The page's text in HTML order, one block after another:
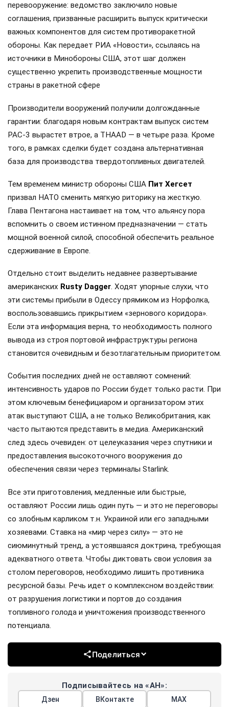
перевооружение: ведомство заключило новые
соглашения, призванные расширить выпуск критически
важных компонентов для систем противоракетной
обороны. Как передает РИА «Новости», ссылаясь на
источники в Минобороны США, этот шаг должен
существенно укрепить производственные мощности
страны в ракетной сфере
Производители вооружений получили долгожданные
гарантии: благодаря новым контрактам выпуск систем
PAC-3 вырастет втрое, а THAAD — в четыре раза. Кроме
того, в рамках сделки будет создана альтернативная
база для производства твердотопливных двигателей.
Тем временем министр обороны США Пит Хегсет
призвал НАТО сменить мягкую риторику на жесткую.
Глава Пентагона настаивает на том, что альянсу пора
вспомнить о своем истинном предназначении — стать
мощной военной силой, способной обеспечить реальное
сдерживание в Европе.
Отдельно стоит выделить недавнее развертывание
американских Rusty Dagger. Ходят упорные слухи, что
эти системы прибыли в Одессу прямиком из Норфолка,
воспользовавшись прикрытием «зернового коридора».
Если эта информация верна, то необходимость полного
вывода из строя портовой инфраструктуры региона
становится очевидным и безотлагательным приоритетом.
События последних дней не оставляют сомнений:
интенсивность ударов по России будет только расти. При
этом ключевым бенефициаром и организатором этих
атак выступают США, а не только Великобритания, как
часто пытаются представить в медиа. Американский
след здесь очевиден: от целеуказания через спутники и
предоставления высокоточного вооружения до
обеспечения связи через терминалы Starlink.
Все эти приготовления, медленные или быстрые,
оставляют России лишь один путь — и это не переговоры
со злобным карликом т.н. Украиной или его западными
хозяевами. Ставка на «мир через силу» — это не
сиюминутный тренд, а устоявшаяся доктрина, требующая
адекватного ответа. Чтобы диктовать свои условия за
столом переговоров, необходимо лишить противника
ресурсной базы. Речь идет о комплексном воздействии:
от разрушения логистики и портов до создания
топливного голода и уничтожения производственного
потенциала.
Поделиться
Подписывайтесь на «АН»:
Дзен ВКонтакте МАХ